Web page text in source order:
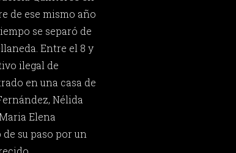
de ese mismo año
se separó de
Entre el 8 y
ilegal de
en una casa de
Nélida
Elena
su paso por un